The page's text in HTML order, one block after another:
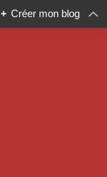
+ Créer mon blog